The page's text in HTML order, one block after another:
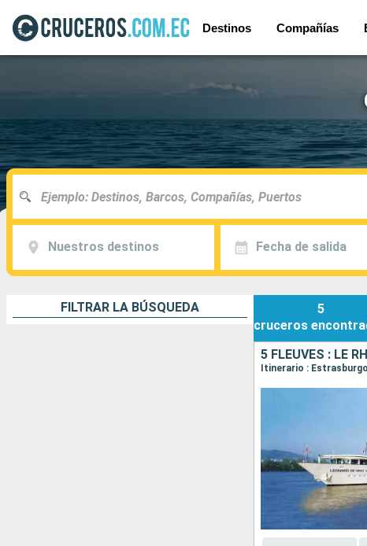
Destinos Compañías
Nuestros destinos Fecha de salida
FILTRAR LA BÚSQUEDA
5
cruceros
5 FLEUVES : LE